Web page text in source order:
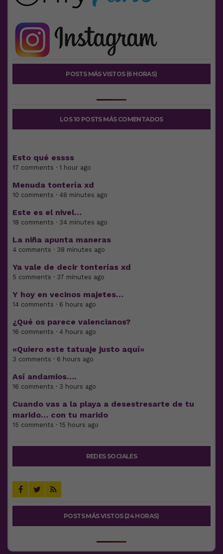
POSTS MÁS VISTOS (6 HORAS)
LOS 10 POSTS MÁS COMENTADOS
Esto qué essss
17 comments · 1 hour ago
Menuda tontería xd
10 comments · 48 minutes ago
Este es el nivel…
18 comments · 34 minutes ago
La niña apunta maneras
4 comments · 38 minutes ago
Ya vale de decir tonterías xd
5 comments · 37 minutes ago
Y hoy en vecinos majetes…
14 comments · 6 hours ago
¿Qué os parece valencianos?
16 comments · 4 hours ago
«Quiero este tatuaje justo aquí»
3 comments · 6 hours ago
Así andamios….
16 comments · 3 hours ago
Cuando vas a la playa a desestresarte de tu
marido… con tu marido
15 comments · 15 hours ago
REDES SOCIALES
POSTS MÁS VISTOS (24 HORAS)